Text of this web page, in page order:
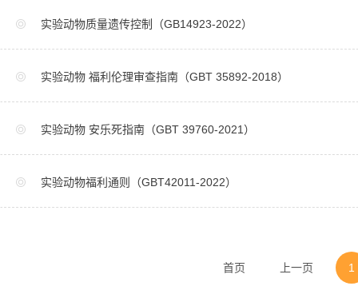
实验动物质量遗传控制（GB14923-2022）
实验动物 福利伦理审查指南（GBT 35892-2018）
实验动物 安乐死指南（GBT 39760-2021）
实验动物福利通则（GBT42011-2022）
首页 上一页 1